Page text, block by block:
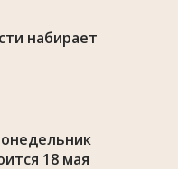
набирает
18 мая